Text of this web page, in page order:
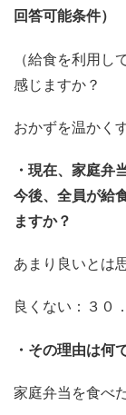
回答可能条件）
（給食を利用し
感じますか？
おかずを温かく
・現在、家庭弁
今後、全員が給
ますか？
あまり良いとは
良くない：３０
・その理由は何
家庭弁当を食べ